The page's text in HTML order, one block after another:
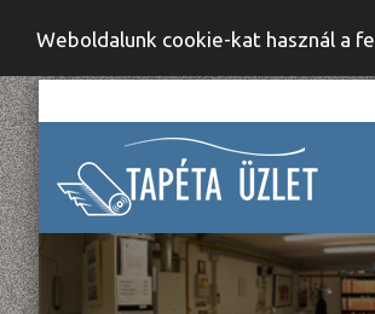
Weboldalunk cookie-kat használ a